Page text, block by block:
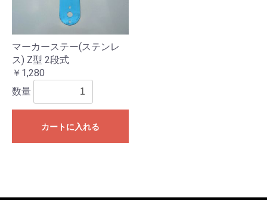
マーカーステー(ステンレ
ス) Z型 2段式
￥1,280
数量
カートに入れる